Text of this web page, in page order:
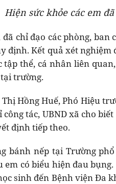
Hiện sức khỏe các em
đã chỉ đạo các phòng,
định. Kết quả xét nghiệm
thể, cá nhân liên
trường.
Hồng Huế, Phó Hiệu
tác, UBND xã cho
định tiếp theo.
bánh nếp tại Trường
em có biểu hiện đau
sinh đến Bệnh viện Đa